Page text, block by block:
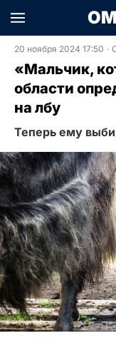
20 ноября 2024 17:50 ·
«Мальчик,
области
на лбу
Теперь ему